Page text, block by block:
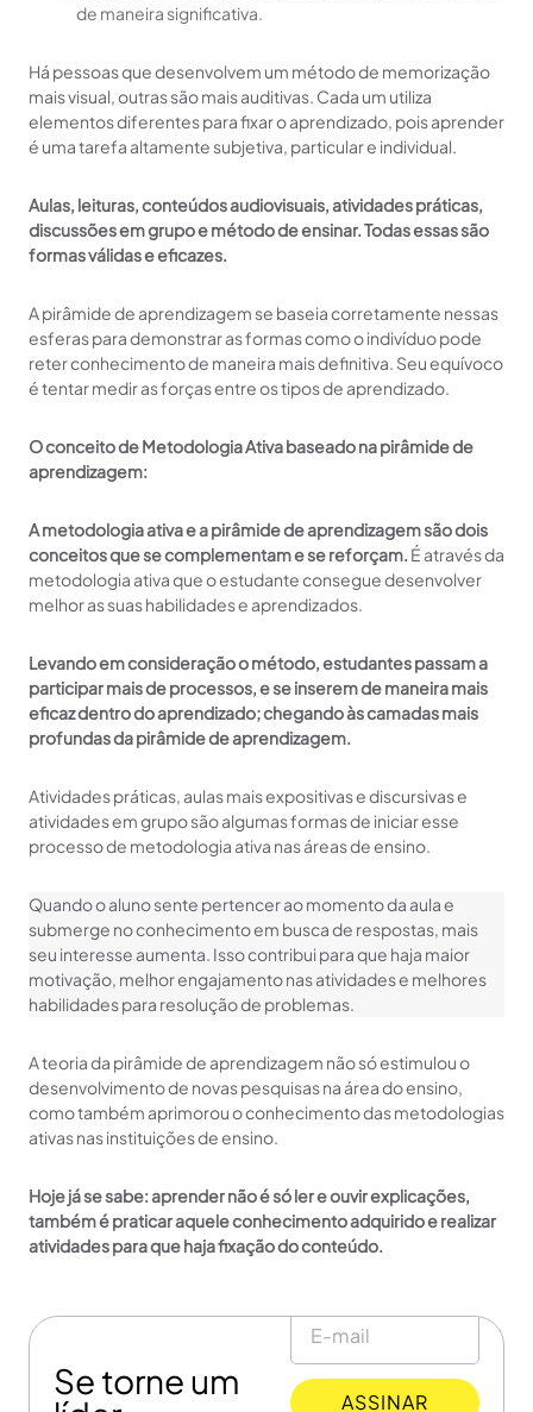
de maneira significativa.
Há pessoas que desenvolvem um método de memorização
mais visual, outras são mais auditivas. Cada um utiliza
elementos diferentes para fixar o aprendizado, pois aprender
é uma tarefa altamente subjetiva, particular e individual.
Aulas, leituras, conteúdos audiovisuais, atividades práticas,
discussões em grupo e método de ensinar. Todas essas são
formas válidas e eficazes.
A pirâmide de aprendizagem se baseia corretamente nessas
esferas para demonstrar as formas como o indivíduo pode
reter conhecimento de maneira mais definitiva. Seu equívoco
é tentar medir as forças entre os tipos de aprendizado.
O conceito de Metodologia Ativa baseado na pirâmide de
aprendizagem:
A metodologia ativa e a pirâmide de aprendizagem são dois
conceitos que se complementam e se reforçam. É através da
metodologia ativa que o estudante consegue desenvolver
melhor as suas habilidades e aprendizados.
Levando em consideração o método, estudantes passam a
participar mais de processos, e se inserem de maneira mais
eficaz dentro do aprendizado; chegando às camadas mais
profundas da pirâmide de aprendizagem.
Atividades práticas, aulas mais expositivas e discursivas e
atividades em grupo são algumas formas de iniciar esse
processo de metodologia ativa nas áreas de ensino.
Quando o aluno sente pertencer ao momento da aula e
submerge no conhecimento em busca de respostas, mais
seu interesse aumenta. Isso contribui para que haja maior
motivação, melhor engajamento nas atividades e melhores
habilidades para resolução de problemas.
A teoria da pirâmide de aprendizagem não só estimulou o
desenvolvimento de novas pesquisas na área do ensino,
como também aprimorou o conhecimento das metodologias
ativas nas instituições de ensino.
Hoje já se sabe: aprender não é só ler e ouvir explicações,
também é praticar aquele conhecimento adquirido e realizar
atividades para que haja fixação do conteúdo.
Se torne um
ASSINAR